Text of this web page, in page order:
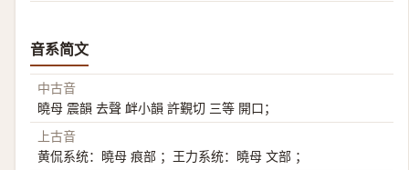
音系简文
中古音
曉母 震韻 去聲 衅小韻 許覲切 三等 開口；
上古音
黄侃系统：曉母 痕部 ；王力系统：曉母 文部 ；